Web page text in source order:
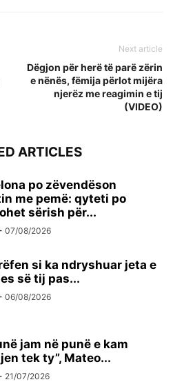
Next article
Dëgjon për herë të parë zërin
e nënës, fëmija përlot mijëra
njerëz me reagimin e tij
(VIDEO)
ARTICLES
po zëvendëson
me pemë: qyteti po
sërish për...
07/08/2026
si ka ndryshuar jeta e
së tij pas...
06/08/2026
jam në punë e kam
tek ty”, Mateo...
21/07/2026